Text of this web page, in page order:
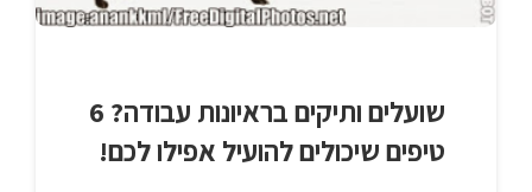
שועלים ותיקים בראיונות עבודה? 6
טיפים שיכולים להועיל אפילו לכם!